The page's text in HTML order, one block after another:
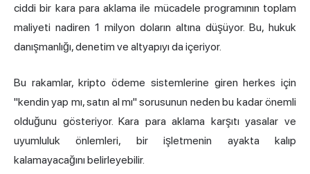
ciddi bir kara para aklama ile mücadele programının toplam
maliyeti nadiren 1 milyon doların altına düşüyor. Bu, hukuk
danışmanlığı, denetim ve altyapıyı da içeriyor.
Bu rakamlar, kripto ödeme sistemlerine giren herkes için
"kendin yap mı, satın al mı" sorusunun neden bu kadar önemli
olduğunu gösteriyor. Kara para aklama karşıtı yasalar ve
uyumluluk önlemleri, bir işletmenin ayakta kalıp
kalamayacağını belirleyebilir.